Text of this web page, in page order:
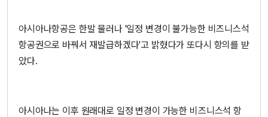
아시아나항공은 한발 물러나 '일정 변경이 불가능한 비즈니스석
항공권으로 바꿔서 재발급하겠다'고 밝혔다가 또다시 항의를 받
았다.
아시아나는 이후 원래대로 일정 변경이 가능한 비즈니스석 항